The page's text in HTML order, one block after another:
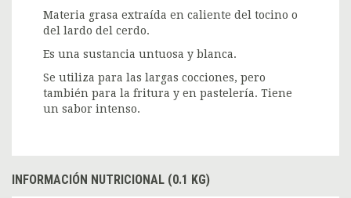
Materia grasa extraída en caliente del tocino o
del lardo del cerdo.
Es una sustancia untuosa y blanca.
Se utiliza para las largas cocciones, pero
también para la fritura y en pastelería. Tiene
un sabor intenso.
INFORMACIÓN NUTRICIONAL (0.1 KG)